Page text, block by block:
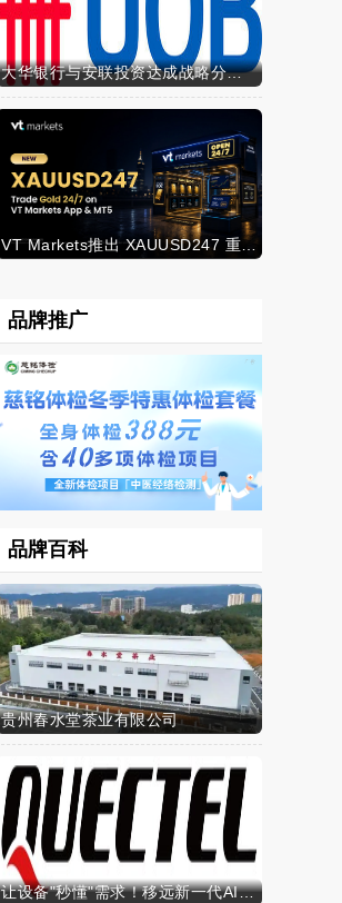
大华银行与安联投资达成战略分销合作，深化财富业务布局
VT Markets推出 XAUUSD247 重新定义黄金交易时间
品牌推广
品牌百科
贵州春水堂茶业有限公司
让设备"秒懂"需求！移远新一代AI算力智能模组SH603FC硬核来袭